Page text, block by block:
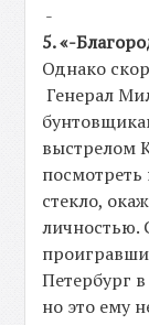
-
5. «-
Однако
Генерал
выстрелом
посмотреть
стекло,
личностью.
Петербург
но это ему